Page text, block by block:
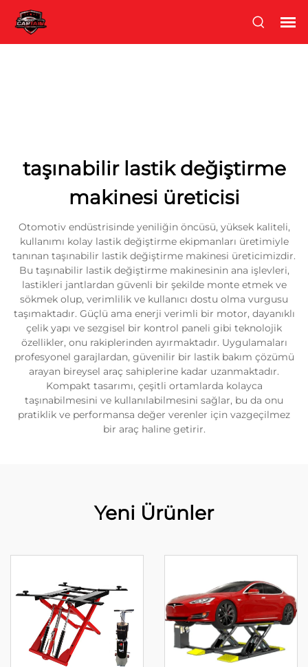
taşınabilir lastik değiştirme
makinesi üreticisi
Otomotiv endüstrisinde yeniliğin öncüsü, yüksek kaliteli,
kullanımı kolay lastik değiştirme ekipmanları üretimiyle
tanınan taşınabilir lastik değiştirme makinesi üreticimizdir.
Bu taşınabilir lastik değiştirme makinesinin ana işlevleri,
lastikleri jantlardan güvenli bir şekilde monte etmek ve
sökmek olup, verimlilik ve kullanıcı dostu olma vurgusu
taşımaktadır. Güçlü ama enerji verimli bir motor, dayanıklı
çelik yapı ve sezgisel bir kontrol paneli gibi teknolojik
özellikler, onu rakiplerinden ayırmaktadır. Uygulamaları
profesyonel garajlardan, güvenilir bir lastik bakım çözümü
arayan bireysel araç sahiplerine kadar uzanmaktadır.
Kompakt tasarımı, çeşitli ortamlarda kolayca
taşınabilmesini ve kullanılabilmesini sağlar, bu da onu
pratiklik ve performansa değer verenler için vazgeçilmez
bir araç haline getirir.
Yeni Ürünler